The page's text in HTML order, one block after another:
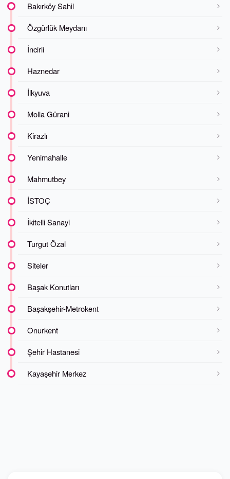
Bakırköy Sahil
Özgürlük Meydanı
İncirli
Haznedar
İlkyuva
Molla Gürani
Kirazlı
Yenimahalle
Mahmutbey
İSTOÇ
İkitelli Sanayi
Turgut Özal
Siteler
Başak Konutları
Başakşehir-Metrokent
Onurkent
Şehir Hastanesi
Kayaşehir Merkez